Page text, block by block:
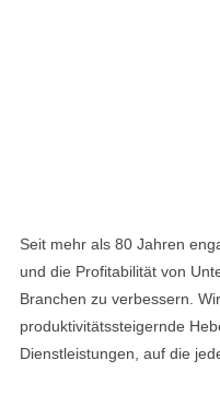
Seit mehr als 80 Jahren
und die Profitabilität von
Branchen zu verbessern.
produktivitätssteigernde
Dienstleistungen, auf die